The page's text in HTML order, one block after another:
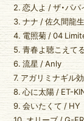
2. 恋人よ / ザ・パ
3. ナナ / 佐久間龍
4. 電照菊 / 04
5. 青春よ聴こえて
6. 流星 / Anly
7. アガリミナギル
8. 心に太陽 / ET-
9. 会いたくて / HY